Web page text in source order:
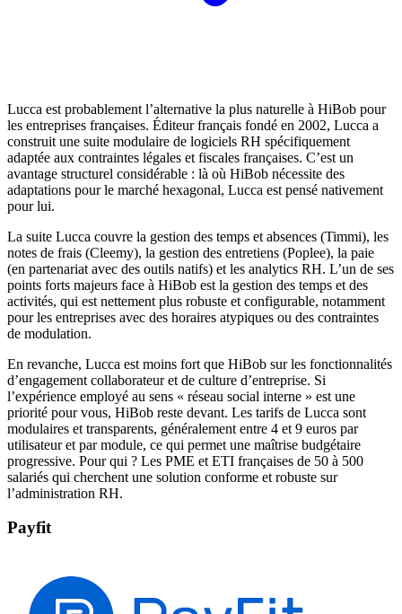
Lucca est probablement l’alternative la plus naturelle à HiBob pour
les entreprises françaises. Éditeur français fondé en 2002, Lucca a
construit une suite modulaire de logiciels RH spécifiquement
adaptée aux contraintes légales et fiscales françaises. C’est un
avantage structurel considérable : là où HiBob nécessite des
adaptations pour le marché hexagonal, Lucca est pensé nativement
pour lui.
La suite Lucca couvre la gestion des temps et absences (Timmi), les
notes de frais (Cleemy), la gestion des entretiens (Poplee), la paie
(en partenariat avec des outils natifs) et les analytics RH. L’un de ses
points forts majeurs face à HiBob est la gestion des temps et des
activités, qui est nettement plus robuste et configurable, notamment
pour les entreprises avec des horaires atypiques ou des contraintes
de modulation.
En revanche, Lucca est moins fort que HiBob sur les fonctionnalités
d’engagement collaborateur et de culture d’entreprise. Si
l’expérience employé au sens « réseau social interne » est une
priorité pour vous, HiBob reste devant. Les tarifs de Lucca sont
modulaires et transparents, généralement entre 4 et 9 euros par
utilisateur et par module, ce qui permet une maîtrise budgétaire
progressive. Pour qui ? Les PME et ETI françaises de 50 à 500
salariés qui cherchent une solution conforme et robuste sur
l’administration RH.
Payfit